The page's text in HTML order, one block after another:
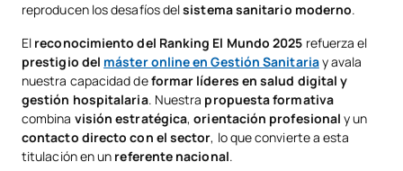
reproducen los desafíos delsistema sanitario moderno.
El reconocimiento del Ranking El Mundo 2025 refuerza el
prestigio del máster online en Gestión Sanitariay avala
nuestra capacidad deformar líderes en salud digital y
gestión hospitalaria. Nuestra propuesta formativa
combina visión estratégica,orientación profesional y un
contacto directo con el sector, lo que convierte a esta
titulación en un referente nacional.